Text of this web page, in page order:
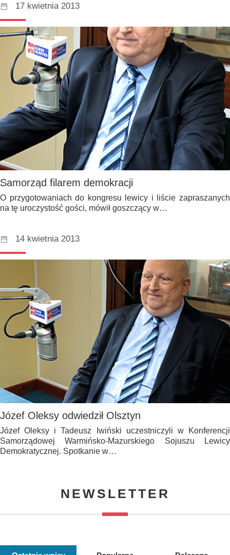
17 kwietnia 2013
Samorząd filarem demokracji
O przygotowaniach do kongresu lewicy i liście zapraszanych
na tę uroczystość gości, mówił goszczący w…
14 kwietnia 2013
Józef Oleksy odwiedził Olsztyn
Józef Oleksy i Tadeusz Iwiński uczestniczyli w Konferencji
Samorządowej Warmińsko-Mazurskiego Sojuszu Lewicy
Demokratycznej. Spotkanie w…
NEWSLETTER